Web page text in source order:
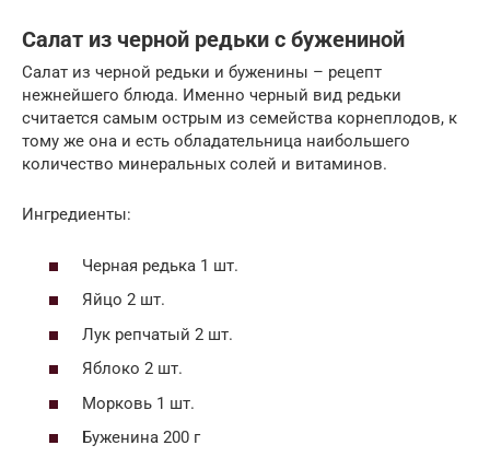
Салат из черной редьки с бужениной
Салат из черной редьки и буженины – рецепт
нежнейшего блюда. Именно черный вид редьки
считается самым острым из семейства корнеплодов, к
тому же она и есть обладательница наибольшего
количество минеральных солей и витаминов.
Ингредиенты:
Черная редька 1 шт.
Яйцо 2 шт.
Лук репчатый 2 шт.
Яблоко 2 шт.
Морковь 1 шт.
Буженина 200 г